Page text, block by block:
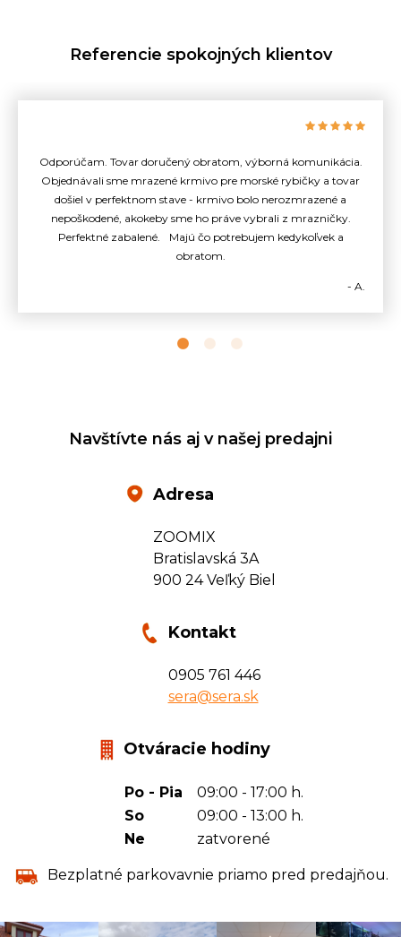
Referencie spokojných klientov
Odporúčam. Tovar doručený obratom, výborná komunikácia.
Objednávali sme mrazené krmivo pre morské rybičky a tovar
došiel v perfektnom stave - krmivo bolo nerozmrazené a
nepoškodené, akokeby sme ho práve vybrali z mrazničky.
Perfektné zabalené. Majú čo potrebujem kedykoľvek a
obratom.
- A.
Navštívte nás aj v našej predajni
Adresa
ZOOMIX
Bratislavská 3A
900 24 Veľký Biel
Kontakt
0905 761 446
sera@sera.sk
Otváracie hodiny
Po - Pia
09:00 - 17:00 h.
So
09:00 - 13:00 h.
Ne
zatvorené
Bezplatné parkovavnie priamo pred predajňou.